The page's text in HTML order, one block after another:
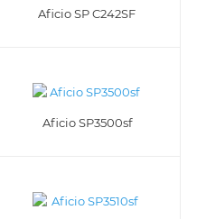
Aficio SP C242SF
Aficio SP3500sf